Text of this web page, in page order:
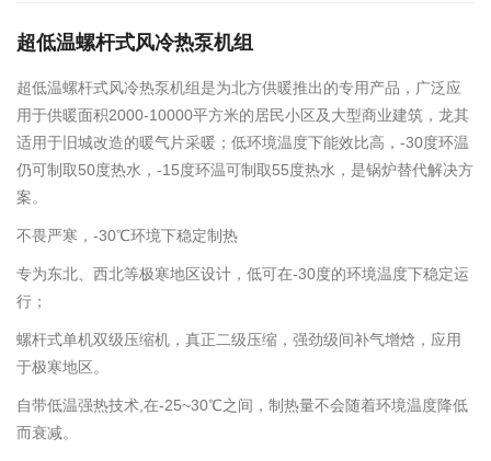
超低温螺杆式风冷热泵机组
超低温螺杆式风冷热泵机组是为北方供暖推出的专用产品，广泛应
用于供暖面积2000-10000平方米的居民小区及大型商业建筑，龙其
适用于旧城改造的暖气片采暖；低环境温度下能效比高，-30度环温
仍可制取50度热水，-15度环温可制取55度热水，是锅炉替代解决方
案。
不畏严寒，-30℃环境下稳定制热
专为东北、西北等极寒地区设计，低可在-30度的环境温度下稳定运
行；
螺杆式单机双级压缩机，真正二级压缩，强劲级间补气增焓，应用
于极寒地区。
自带低温强热技术,在-25~30℃之间，制热量不会随着环境温度降低
而衰减。